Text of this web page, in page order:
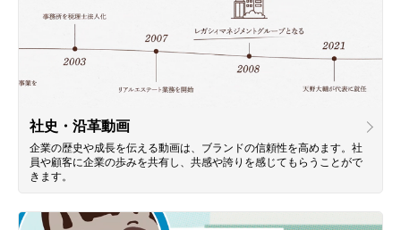
社史・沿革動画
企業の歴史や成長を伝える動画は、ブランドの信頼性を高めます。社
員や顧客に企業の歩みを共有し、共感や誇りを感じてもらうことがで
きます。